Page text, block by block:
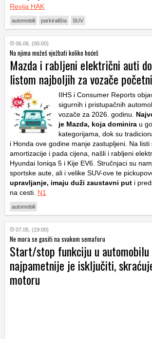
Revija HAK
automobili parkirališta SUV
06.06. (00:00)
Na njima možeš vježbati koliko hoćeš
Mazda i rabljeni električni auti
listom najboljih za vozače
IIHS i Consumer Reports
sigurnih i pristupačnih
vozače za 2026. godinu.
je Mazda, koja dominira u
kategorijama, dok su
i Honda ove godine manje zastupljeni. Na
amortizacije i pada cijena, našli i rabljeni
Hyundai Ioniqa 5 i Kije EV6. Stručnjaci su
sportske aute, ali i velike SUV-ove te
upravljanje, imaju duži zaustavni put i
na cesti. N1
automobili
07.05. (19:00)
Ne mora se gasiti na svakom semaforu
Start/stop funkciju u automobilu
najpametnije je isključiti,
motoru